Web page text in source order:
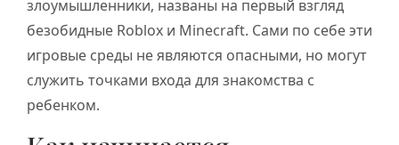
злоумышленники, названы на первый взгляд
безобидные Roblox и Minecraft. Сами по себе эти
игровые среды не являются опасными, но могут
служить точками входа для знакомства с
ребенком.